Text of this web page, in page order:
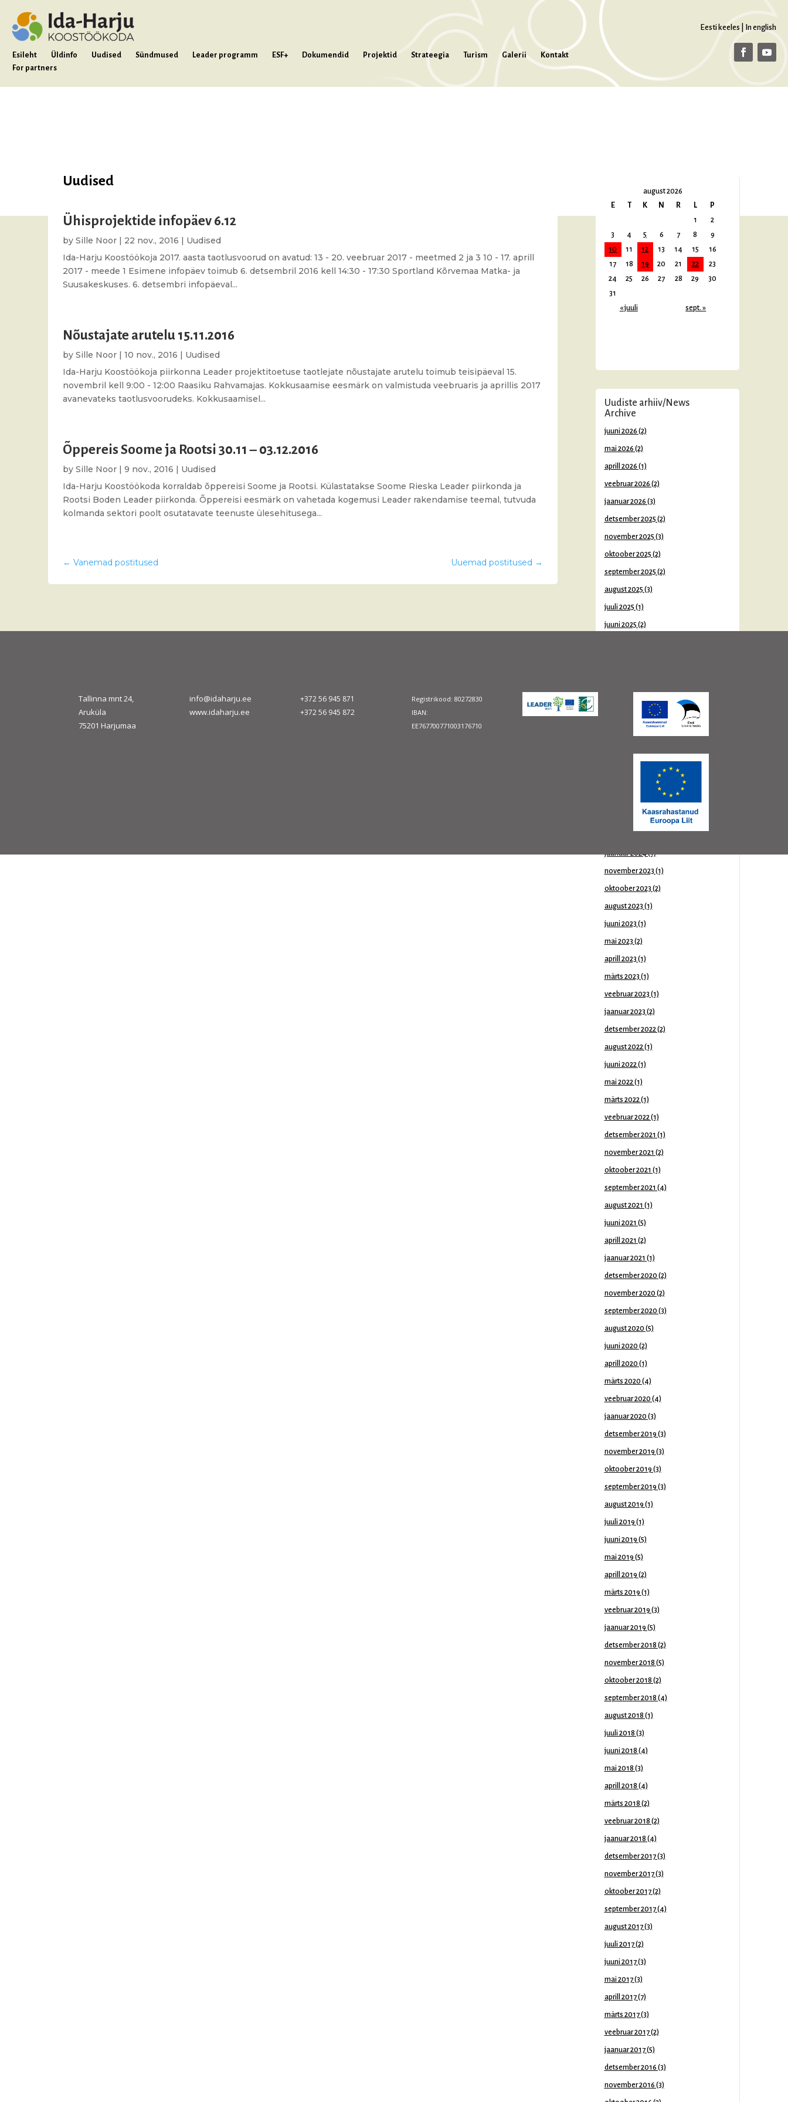
Esileht Üldinfo Uudised Sündmused Leader programm ESF+ Dokumendid Projektid Strateegia Turism Galerii
Kontakt
For partners
Eesti keeles In english
Uudised
Ühisprojektide infopäev 6.12
by Sille Noor | 22 nov., 2016 | Uudised
Ida-Harju Koostöökoja 2017. aasta taotlusvoorud on avatud: 13 - 20. veebruar 2017 - meetmed 2 ja 3 10 - 17. aprill
2017 - meede 1 Esimene infopäev toimub 6. detsembril 2016 kell 14:30 - 17:30 Sportland Kõrvemaa Matka- ja
Suusakeskuses. 6. detsembri infopäeval...
Nõustajate arutelu 15.11.2016
by Sille Noor | 10 nov., 2016 | Uudised
Ida-Harju Koostöökoja piirkonna Leader projektitoetuse taotlejate nõustajate arutelu toimub teisipäeval 15.
novembril kell 9:00 - 12:00 Raasiku Rahvamajas. Kokkusaamise eesmärk on valmistuda veebruaris ja aprillis 2017
avanevateks taotlusvoorudeks. Kokkusaamisel...
Õppereis Soome ja Rootsi 30.11 – 03.12.2016
by Sille Noor | 9 nov., 2016 | Uudised
Ida-Harju Koostöökoda korraldab õppereisi Soome ja Rootsi. Külastatakse Soome Rieska Leader piirkonda ja
Rootsi Boden Leader piirkonda. Õppereisi eesmärk on vahetada kogemusi Leader rakendamise teemal, tutvuda
kolmanda sektori poolt osutatavate teenuste ülesehitusega...
← Vanemad postitused Uuemad postitused →
august 2026
E
T K N R L
P
1
2
3
4 5 6 7 8
9
10
11 12 13 14 15
16
17
18 19 20 21 22
23
24
25 26 27 28 29
30
31
« juuli
sept. »
Uudiste arhiiv/News
Archive
juuni 2026 (2)
mai 2026 (2)
aprill 2026 (1)
veebruar 2026 (2)
jaanuar 2026 (3)
detsember 2025 (2)
november 2025 (3)
oktoober 2025 (2)
september 2025 (2)
august 2025 (3)
juuli 2025 (1)
juuni 2025 (2)
november 2024 (1)
(1)
(1)
jaanuar 2024(1)
november 2023 (1)
oktoober 2023 (2)
august 2023 (1)
juuni 2023 (1)
mai 2023 (2)
aprill 2023 (1)
märts 2023 (1)
veebruar 2023 (1)
jaanuar 2023 (2)
detsember 2022(2)
august 2022(1)
juuni 2022(1)
mai 2022(1)
märts 2022(1)
veebruar 2022(1)
detsember 2021 (1)
november 2021 (2)
oktoober 2021 (1)
september 2021 (4)
august 2021 (1)
juuni 2021 (5)
aprill 2021 (2)
jaanuar 2021 (1)
detsember 2020 (2)
november 2020 (2)
september 2020 (3)
august 2020 (5)
juuni 2020 (2)
aprill 2020 (1)
märts 2020 (4)
veebruar 2020 (4)
jaanuar 2020 (3)
detsember 2019 (3)
november 2019 (3)
oktoober 2019 (3)
september 2019 (3)
august 2019 (1)
juuli 2019 (1)
juuni 2019 (5)
mai 2019 (5)
aprill 2019 (2)
märts 2019 (1)
veebruar 2019 (3)
jaanuar 2019 (5)
detsember 2018 (2)
november 2018 (5)
oktoober 2018 (2)
september 2018 (4)
august 2018 (1)
juuli 2018 (3)
juuni 2018 (4)
mai 2018 (3)
aprill 2018 (4)
märts 2018 (2)
veebruar 2018 (2)
jaanuar 2018 (4)
detsember 2017(3)
november 2017(3)
oktoober 2017(2)
september 2017(4)
august 2017(3)
juuli 2017(2)
juuni 2017(3)
mai 2017(3)
aprill 2017(7)
märts 2017(3)
veebruar 2017(2)
jaanuar 2017(5)
detsember 2016 (3)
november 2016 (3)
Tallinna mnt 24,
Aruküla
75201 Harjumaa
info@idaharju.ee
www.idaharju.ee
+372 56 945 871
+372 56 945 872
Registrikood: 80272830
IBAN:
EE767700771003176710